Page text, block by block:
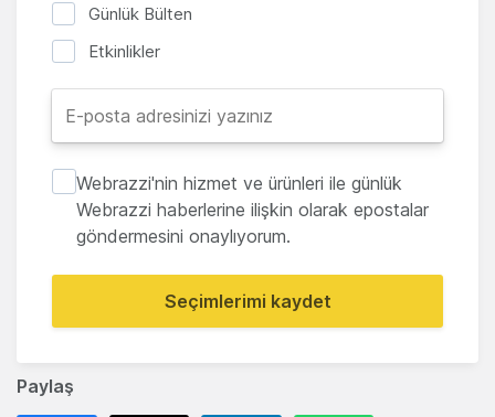
Paylaş
Günlük Bülten
Etkinlikler
Webrazzi'nin hizmet ve ürünleri ile günlük
Webrazzi haberlerine ilişkin olarak epostalar
göndermesini onaylıyorum.
Seçimlerimi kaydet